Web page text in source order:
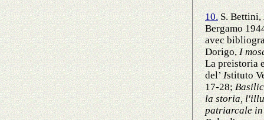
10.S. Bettini,
Bergamo
avec
Dorigo,I
La preistoria
del’Istituto
17-28;
la storia,
patriarcale in